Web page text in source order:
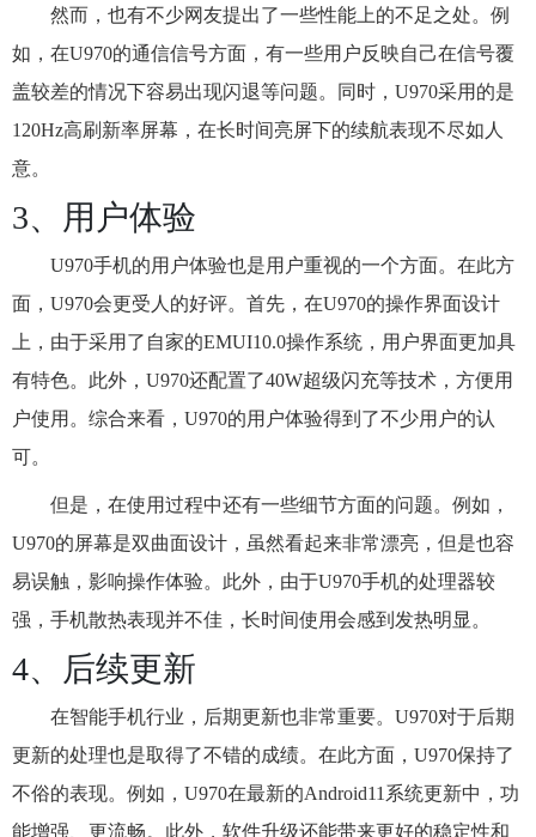
然而，也有不少网友提出了一些性能上的不足之处。例
如，在U970的通信信号方面，有一些用户反映自己在信号覆
盖较差的情况下容易出现闪退等问题。同时，U970采用的是
120Hz高刷新率屏幕，在长时间亮屏下的续航表现不尽如人
意。
3、用户体验
U970手机的用户体验也是用户重视的一个方面。在此方
面，U970会更受人的好评。首先，在U970的操作界面设计
上，由于采用了自家的EMUI10.0操作系统，用户界面更加具
有特色。此外，U970还配置了40W超级闪充等技术，方便用
户使用。综合来看，U970的用户体验得到了不少用户的认
可。
但是，在使用过程中还有一些细节方面的问题。例如，
U970的屏幕是双曲面设计，虽然看起来非常漂亮，但是也容
易误触，影响操作体验。此外，由于U970手机的处理器较
强，手机散热表现并不佳，长时间使用会感到发热明显。
4、后续更新
在智能手机行业，后期更新也非常重要。U970对于后期
更新的处理也是取得了不错的成绩。在此方面，U970保持了
不俗的表现。例如，U970在最新的Android11系统更新中，功
能增强、更流畅。此外，软件升级还能带来更好的稳定性和